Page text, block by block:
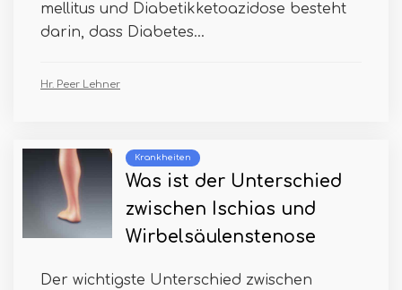
mellitus und Diabetikketoazidose besteht
darin, dass Diabetes...
Hr. Peer Lehner
Krankheiten
Was ist der Unterschied
zwischen Ischias und
Wirbelsäulenstenose
Der wichtigste Unterschied zwischen